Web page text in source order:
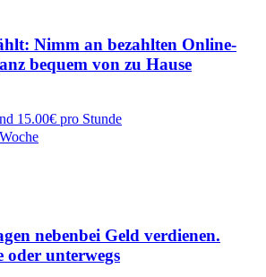
Nimm an bezahlten Online-
bequem von zu Hause
15.00€ pro Stunde
nebenbei Geld verdienen.
oder unterwegs